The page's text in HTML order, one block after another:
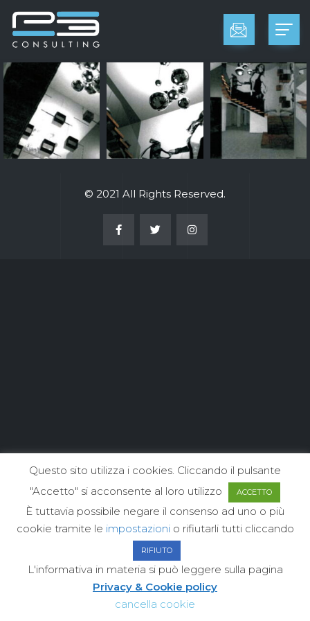
© 2021 All Rights Reserved.
Questo sito utilizza i cookies. Cliccando il pulsante
"Accetto" si acconsente al loro utilizzo
ACCETTO
È tuttavia possibile negare il consenso ad uno o più
cookie tramite le impostazionio rifiutarli tutti cliccando
RIFIUTO
L'informativa in materia si può leggere sulla pagina
Privacy & Cookie policy
cancella cookie